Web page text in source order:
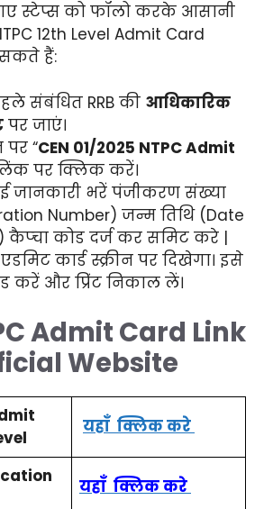
स्टेप्स को फॉलो करके आसानी
12th Level Admit Card
हैं:
संबंधित RRB की आधिकारिक
पर जाएं।
पर “CEN 01/2025 NTPC Admit
पर क्लिक करें।
जानकारी भरें पंजीकरण संख्या
Number) जन्म तिथि (Date
कैप्चा कोड दर्ज कर समिट करे |
कार्ड स्क्रीन पर दिखेगा। इसे
करें और प्रिंट निकाल लें।
Admit Card Link
Website
यहाँ क्लिक करे
यहाँ क्लिक करे